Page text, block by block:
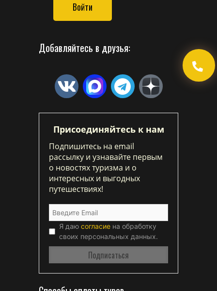
Войти
Добавляйтесь в друзья:
Присоединяйтесь к нам
Подпишитесь на email
рассылку и узнавайте первым
о новостях туризма и о
интересных и выгодных
путешествиях!
Я даю согласие на обработку
своих персональных данных.